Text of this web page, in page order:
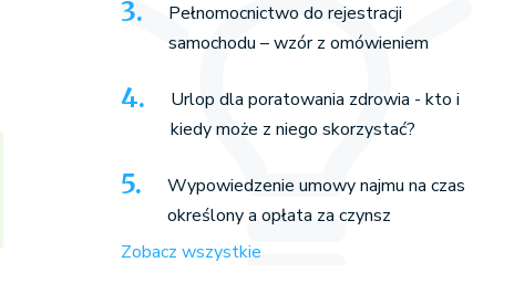
Pełnomocnictwo do rejestracji
samochodu – wzór z omówieniem
Urlop dla poratowania zdrowia - kto i
kiedy może z niego skorzystać?
Wypowiedzenie umowy najmu na czas
określony a opłata za czynsz
Zobacz wszystkie